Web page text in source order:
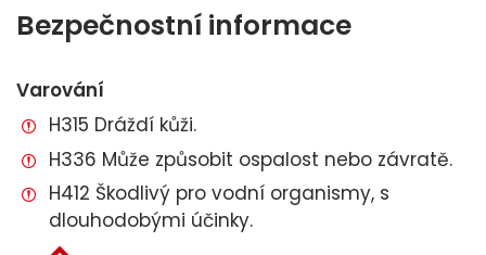
Bezpečnostní informace
Varování
H315 Dráždí kůži.
H336 Může způsobit ospalost nebo závratě.
H412 Škodlivý pro vodní organismy, s
dlouhodobými účinky.